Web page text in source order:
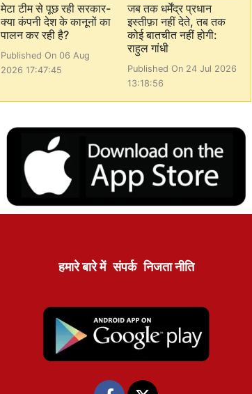
मेटा टीम से पूछ रही सरकार-
क्या कंपनी देश के कानूनों का
पालन कर रही है?
Published On 06 Aug
2026 17:47:45
जब तक धर्मेंद्र प्रधान
इस्तीफ़ा नहीं देते, तब तक
कोई बातचीत नहीं होगी:
राहुल गांधी
Published On 24 Jul 2026
13:18:56
हमारे बारे में संपर्क निजता नीति